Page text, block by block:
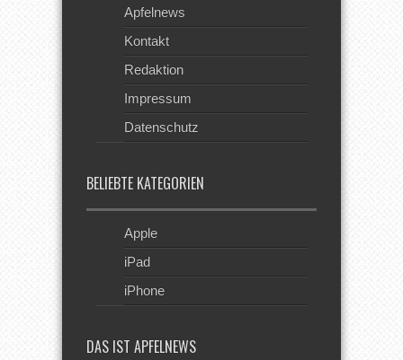
Apfelnews
Kontakt
Redaktion
Impressum
Datenschutz
BELIEBTE KATEGORIEN
Apple
iPad
iPhone
DAS IST APFELNEWS